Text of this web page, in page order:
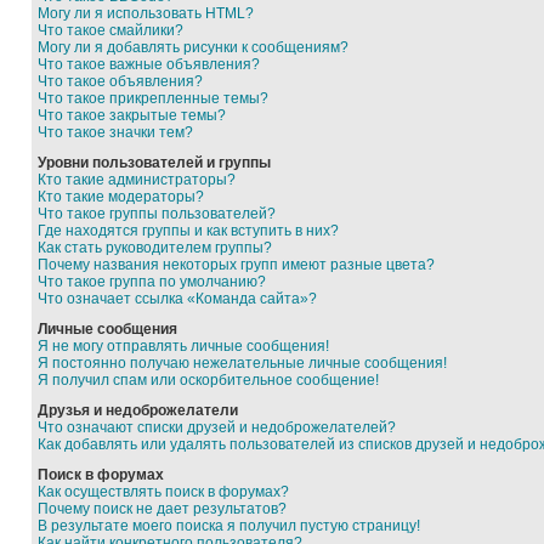
Могу ли я использовать HTML?
Что такое смайлики?
Могу ли я добавлять рисунки к сообщениям?
Что такое важные объявления?
Что такое объявления?
Что такое прикрепленные темы?
Что такое закрытые темы?
Что такое значки тем?
Уровни пользователей и группы
Кто такие администраторы?
Кто такие модераторы?
Что такое группы пользователей?
Где находятся группы и как вступить в них?
Как стать руководителем группы?
Почему названия некоторых групп имеют разные цвета?
Что такое группа по умолчанию?
Что означает ссылка «Команда сайта»?
Личные сообщения
Я не могу отправлять личные сообщения!
Я постоянно получаю нежелательные личные сообщения!
Я получил спам или оскорбительное сообщение!
Друзья и недоброжелатели
Что означают списки друзей и недоброжелателей?
Как добавлять или удалять пользователей из списков друзей и
Поиск в форумах
Как осуществлять поиск в форумах?
Почему поиск не дает результатов?
В результате моего поиска я получил пустую страницу!